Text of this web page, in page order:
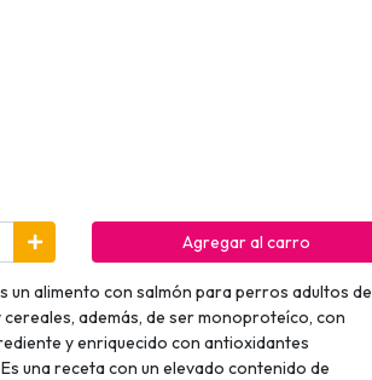
Agregar al carro
un alimento con salmón para perros adultos de
además, de ser monoproteíco, con
y enriquecido con antioxidantes
una receta con un elevado contenido de